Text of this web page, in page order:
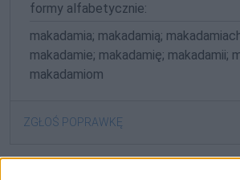
formy alfabetycznie:
makadamia; makadamią;
makadamie; makadamię; makadamii;
makadamiom
ZGŁOŚ POPRAWKĘ